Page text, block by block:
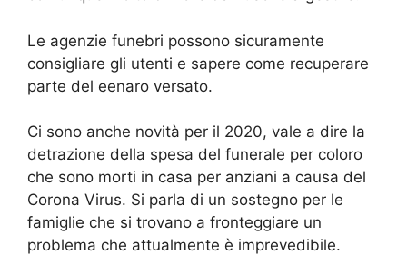
Le agenzie funebri possono sicuramente
consigliare gli utenti e sapere come recuperare
parte del eenaro versato.
Ci sono anche novità per il 2020, vale a dire la
detrazione della spesa del funerale per coloro
che sono morti in casa per anziani a causa del
Corona Virus. Si parla di un sostegno per le
famiglie che si trovano a fronteggiare un
problema che attualmente è imprevedibile.